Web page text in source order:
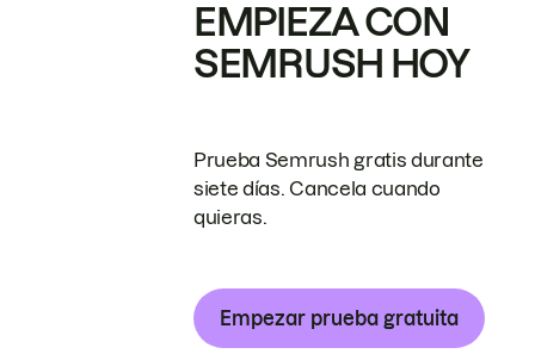
EMPIEZA CON
SEMRUSH HOY
Prueba Semrush gratis durante
siete días. Cancela cuando
quieras.
Empezar prueba gratuita